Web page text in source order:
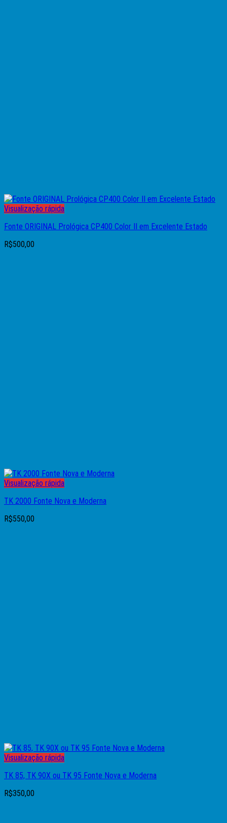
Visualização rápida
Fonte ORIGINAL Prológica CP400 Color II em Excelente Estado
R$500,00
Visualização rápida
TK 2000 Fonte Nova e Moderna
R$550,00
Visualização rápida
TK 85, TK 90X ou TK 95 Fonte Nova e Moderna
R$350,00